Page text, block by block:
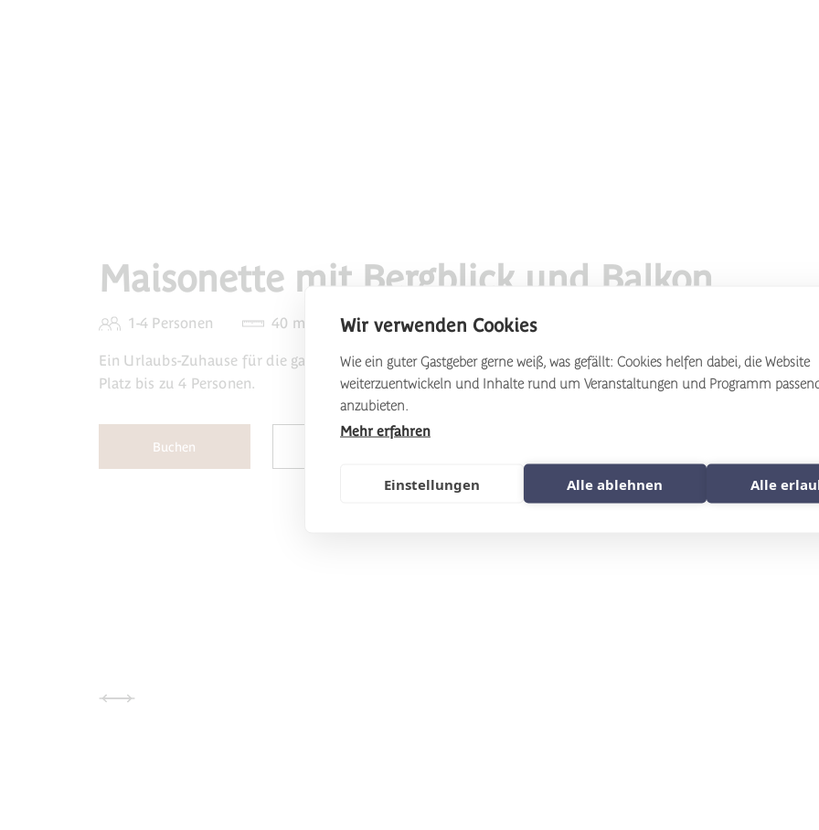
Wir verwenden Cookies
Wie ein guter Gastgeber gerne weiß, was gefällt: Cookies helfen dabei, die Website
weiterzuentwickeln und Inhalte rund um Veranstaltungen und Programm
anzubieten.
Mehr erfahren
Einstellungen Alle ablehnen Alle
Maisonette mit Bergblick und Balkon
1-4 Personen 40 m²
Ein Urlaubs-Zuhause für die ganze Familie: Das Maisonette-Zimmer bietet
Platz bis zu 4 Personen.
Buchen